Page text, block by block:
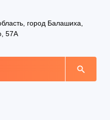
город Балашиха,
57А